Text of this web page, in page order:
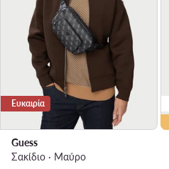
Ευκαιρία
Guess
Σακίδιο · Μαύρο